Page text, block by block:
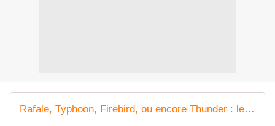
Rafale, Typhoon, Firebird, ou encore Thunder : les valses-hésitations du Bangladesh. - avionslegendaires.net